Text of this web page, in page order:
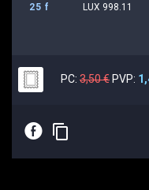
25 f LUX 998.11
PC: 3,50 € PVP:
E content_copy